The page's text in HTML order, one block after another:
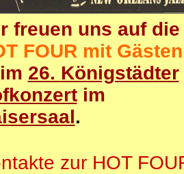
freuen uns auf die
FOUR mit Gästen
26. Königstädter
im
.
zur HOT